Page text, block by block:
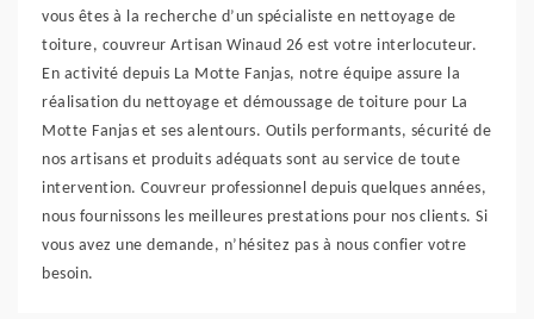
vous êtes à la recherche d’un spécialiste en nettoyage de
toiture, couvreur Artisan Winaud 26 est votre interlocuteur.
En activité depuis La Motte Fanjas, notre équipe assure la
réalisation du nettoyage et démoussage de toiture pour La
Motte Fanjas et ses alentours. Outils performants, sécurité de
nos artisans et produits adéquats sont au service de toute
intervention. Couvreur professionnel depuis quelques années,
nous fournissons les meilleures prestations pour nos clients. Si
vous avez une demande, n’hésitez pas à nous confier votre
besoin.